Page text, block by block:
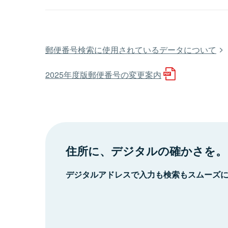
郵便番号検索に使用されているデータについて
2025年度版郵便番号の変更案内
住所に、デジタルの確かさを。
デジタルアドレスで入力も検索もスムーズ